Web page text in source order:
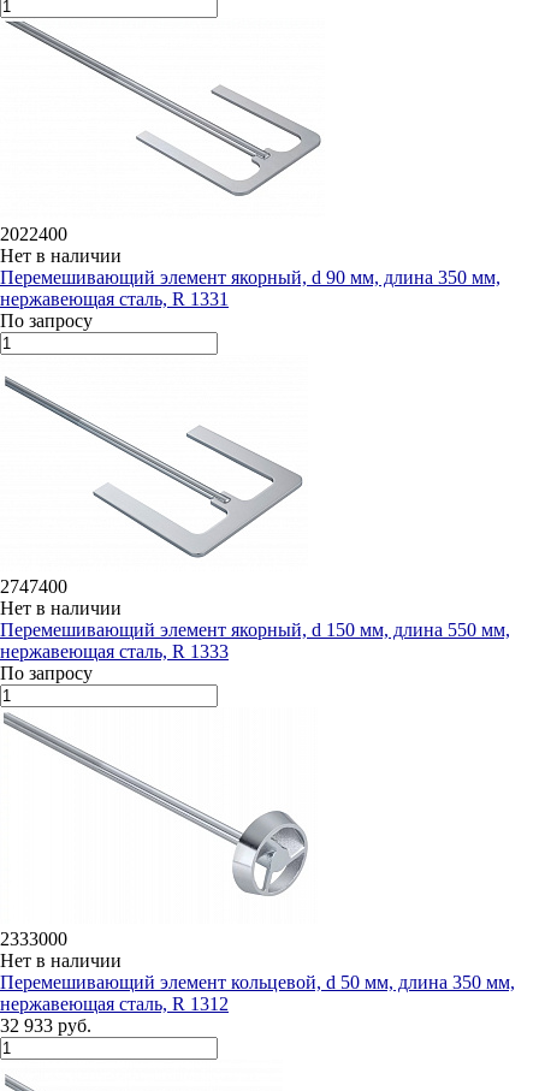
2022400
Нет в наличии
Перемешивающий элемент якорный, d 90 мм, длина 350 мм,
нержавеющая сталь, R 1331
По запросу
2747400
Нет в наличии
Перемешивающий элемент якорный, d 150 мм, длина 550 мм,
нержавеющая сталь, R 1333
По запросу
2333000
Нет в наличии
Перемешивающий элемент кольцевой, d 50 мм, длина 350 мм,
нержавеющая сталь, R 1312
32 933 руб.